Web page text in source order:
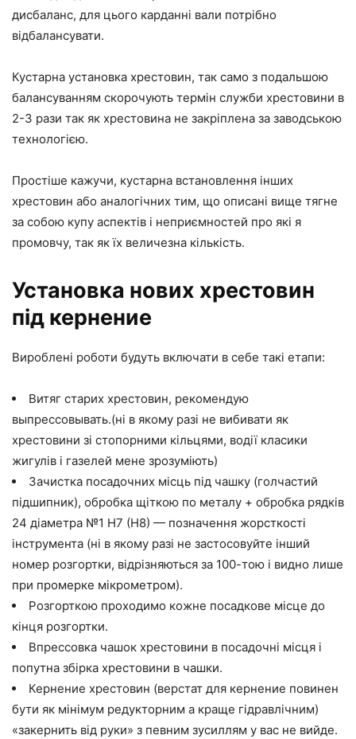
дисбаланс, для цього карданні вали потрібно
відбалансувати.
Кустарна установка хрестовин, так само з подальшою
балансуванням скорочують термін служби хрестовини в
2-3 рази так як хрестовина не закріплена за заводською
технологією.
Простіше кажучи, кустарна встановлення інших
хрестовин або аналогічних тим, що описані вище тягне
за собою купу аспектів і неприємностей про які я
промовчу, так як їх величезна кількість.
Установка нових хрестовин
під кернение
Вироблені роботи будуть включати в себе такі етапи:
Витяг старих хрестовин, рекомендую
выпрессовывать.(ні в якому разі не вибивати як
хрестовини зі стопорними кільцями, водії класики
жигулів і газелей мене зрозуміють)
Зачистка посадочних місць під чашку (голчастий
підшипник), обробка щіткою по металу + обробка рядків
24 діаметра №1 H7 (H8) — позначення жорсткості
інструмента (ні в якому разі не застосовуйте інший
номер розгортки, відрізняються за 100-тою і видно лише
при промерке мікрометром).
Розгорткою проходимо кожне посадкове місце до
кінця розгортки.
Впрессовка чашок хрестовини в посадочні місця і
попутна збірка хрестовини в чашки.
Кернение хрестовин (верстат для кернение повинен
бути як мінімум редукторним а краще гідравлічним)
«закернить від руки» з певним зусиллям у вас не вийде.